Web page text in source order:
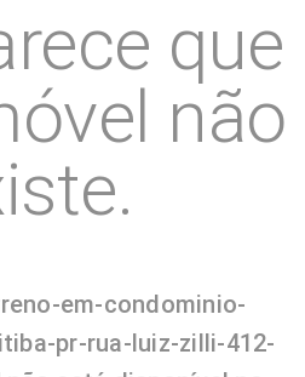
que
não
em-condominio-
pr-rua-luiz-zilli-412-